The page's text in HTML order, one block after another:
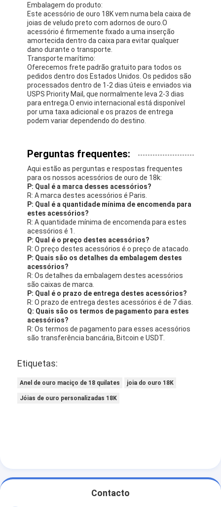
Embalagem do produto:
Este acessório de ouro 18K vem numa bela caixa de
joias de veludo preto com adornos de ouro.O
acessório é firmemente fixado a uma inserção
amortecida dentro da caixa para evitar qualquer
dano durante o transporte.
Transporte marítimo:
Oferecemos frete padrão gratuito para todos os
pedidos dentro dos Estados Unidos. Os pedidos são
processados dentro de 1-2 dias úteis e enviados via
USPS Priority Mail, que normalmente leva 2-3 dias
para entrega.O envio internacional está disponível
por uma taxa adicional e os prazos de entrega
podem variar dependendo do destino.
Perguntas frequentes:
Aqui estão as perguntas e respostas frequentes
para os nossos acessórios de ouro de 18k:
P: Qual é a marca desses acessórios?
R: A marca destes acessórios é Paris.
P: Qual é a quantidade mínima de encomenda para
estes acessórios?
R: A quantidade mínima de encomenda para estes
acessórios é 1.
P: Qual é o preço destes acessórios?
R: O preço destes acessórios é o preço de atacado.
P: Quais são os detalhes da embalagem destes
acessórios?
R: Os detalhes da embalagem destes acessórios
são caixas de marca.
P: Qual é o prazo de entrega destes acessórios?
R: O prazo de entrega destes acessórios é de 7 dias.
Q: Quais são os termos de pagamento para estes
acessórios?
R: Os termos de pagamento para esses acessórios
são transferência bancária, Bitcoin e USDT.
Etiquetas:
Anel de ouro maciço de 18 quilates joia do ouro 18K
Jóias de ouro personalizadas 18K
Contacto